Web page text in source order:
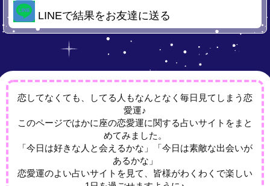
LINEで結果をお友達に送る
恋してなくても、してる人もなんとなく毎日見てしまう恋
愛運♪
このページではかに座の恋愛運に関する占いサイトをまと
めてみました。
「今日は好きな人と会えるかな」「今日は素敵な出会いが
あるかな」
恋愛運のよい占いサイトを見て、皆様がわくわくで楽しい